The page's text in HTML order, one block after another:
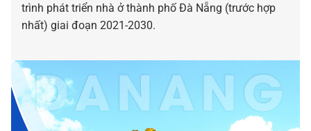
trình phát triển nhà ở thành phố Đà Nẵng (trước hợp
nhất) giai đoạn 2021-2030.